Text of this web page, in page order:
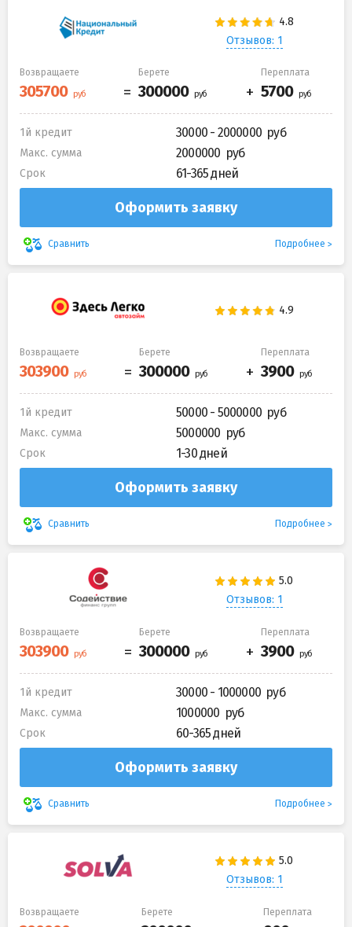
Отзывов: 1
Возвращаете Берете Переплата
1й кредит 30000 - 2000000
Макс. сумма 2000000
Срок 61-365 дней
Оформить заявку
Сравнить Подробнее
Возвращаете Берете Переплата
1й кредит 50000 - 5000000
Макс. сумма 5000000
Срок 1-30 дней
Оформить заявку
Сравнить Подробнее
Отзывов: 1
Возвращаете Берете Переплата
1й кредит 30000 - 1000000
Макс. сумма 1000000
Срок 60-365 дней
Оформить заявку
Сравнить Подробнее
Отзывов: 1
Возвращаете Берете Переплата